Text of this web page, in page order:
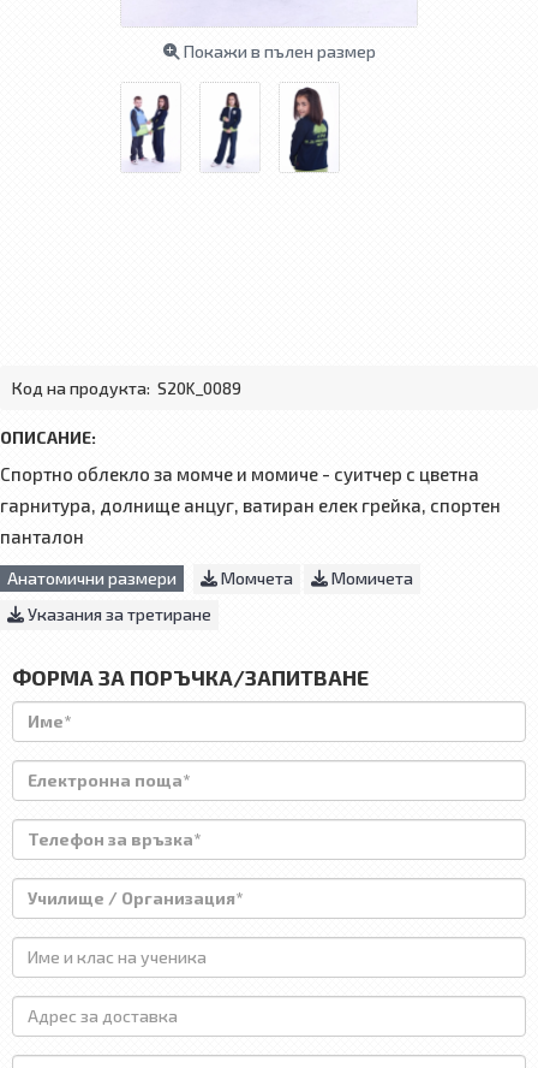
Покажи в пълен размер
Код на продукта: S20K_0089
ОПИСАНИЕ:
Спортно облекло за момче и момиче - суитчер с цветна
гарнитура, долнище анцуг, ватиран елек грейка, спортен
панталон
Анатомични размери Момчета
Момичета
Указания за третиране
ФОРМА ЗА ПОРЪЧКА/ЗАПИТВАНЕ